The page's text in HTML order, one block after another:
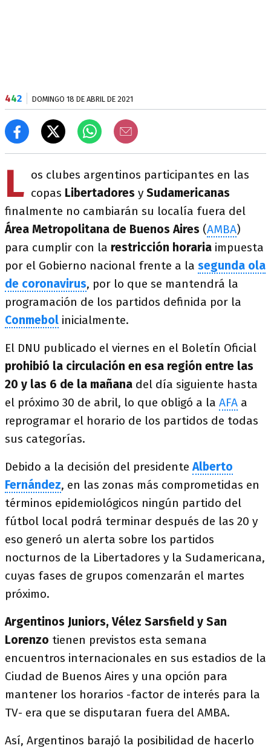
442 DOMINGO 18 DE ABRIL DE 2021
L os clubes argentinos participantes en las
copas Libertadores y Sudamericanas
finalmente no cambiarán su localía fuera del
Área Metropolitana de Buenos Aires (AMBA)
para cumplir con la restricción horaria impuesta
por el Gobierno nacional frente a la segunda ola
de coronavirus, por lo que se mantendrá la
programación de los partidos definida por la
Conmebol inicialmente.
El DNU publicado el viernes en el Boletín Oficial
prohibió la circulación en esa región entre las
20 y las 6 de la mañana del día siguiente hasta
el próximo 30 de abril, lo que obligó a la AFA a
reprogramar el horario de los partidos de todas
sus categorías.
Debido a la decisión del presidenteAlberto
Fernández, en las zonas más comprometidas en
términos epidemiológicos ningún partido del
fútbol local podrá terminar después de las 20 y
eso generó un alerta sobre los partidos
nocturnos de la Libertadores y la Sudamericana,
cuyas fases de grupos comenzarán el martes
próximo.
Argentinos Juniors, Vélez Sarsfield y San
Lorenzo tienen previstos esta semana
encuentros internacionales en sus estadios de la
Ciudad de Buenos Aires y una opción para
mantener los horarios -factor de interés para la
TV- era que se disputaran fuera del AMBA.
Así, Argentinos barajó la posibilidad de hacerlo